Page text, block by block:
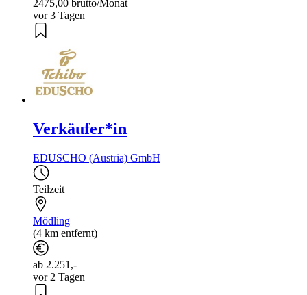
2475,00 brutto/Monat
vor 3 Tagen
Verkäufer*in
EDUSCHO (Austria) GmbH
Teilzeit
Mödling
(4 km entfernt)
ab 2.251,-
vor 2 Tagen